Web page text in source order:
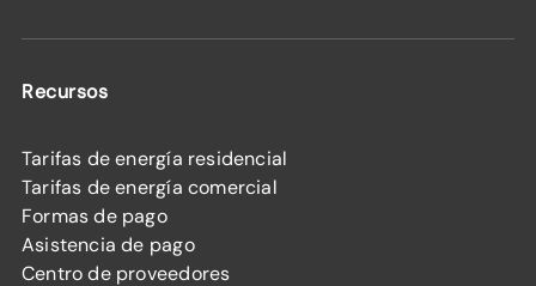
Recursos
Tarifas de energía residencial
Tarifas de energía comercial
Formas de pago
Asistencia de pago
Centro de proveedores